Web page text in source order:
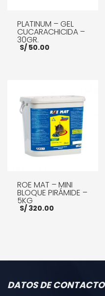
PLATINUM – GEL
CUCARACHICIDA –
30GR.
S/ 50.00
ROE MAT – MINI
BLOQUE PIRÁMIDE –
5KG
S/ 320.00
DATOS DE CONTACTO